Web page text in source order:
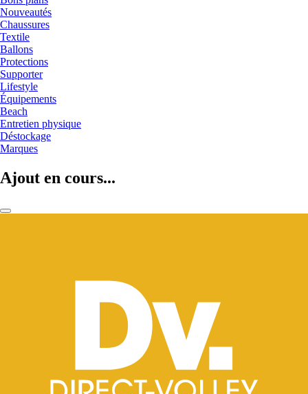
Nouveautés
Chaussures
Textile
Ballons
Protections
Supporter
Lifestyle
Équipements
Beach
Entretien physique
Déstockage
Marques
Ajout en cours...